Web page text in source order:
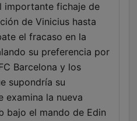
importante fichaje de
de Vinicius hasta
el fracaso en la
su preferencia por
Barcelona y los
supondría su
examina la nueva
bajo el mando de Edin